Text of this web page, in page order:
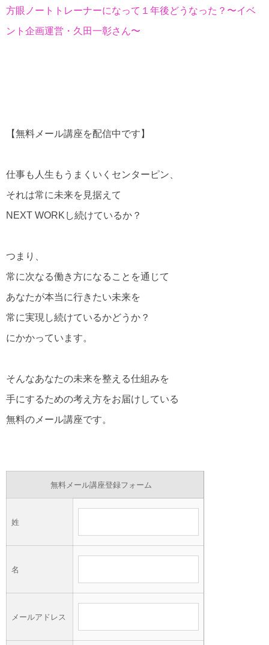
方眼ノートトレーナーになって１年後どうなった？〜イベ
ント企画運営・久田一彰さん〜
【無料メール講座を配信中です】
仕事も人生もうまくいくセンターピン、
それは常に未来を見据えて
NEXT WORKし続けているか？
つまり、
常に次なる働き方になることを通じて
あなたが本当に行きたい未来を
常に実現し続けているかどうか？
にかかっています。
そんなあなたの未来を整える仕組みを
手にするための考え方をお届けしている
無料のメール講座です。
無料メール講座登録フォーム
姓
名
メールアドレス